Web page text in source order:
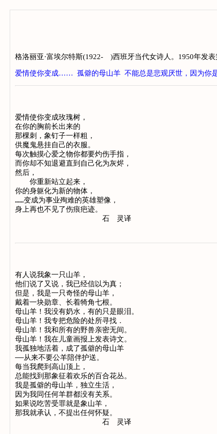
格洛丽亚·富埃尔特斯(1922- )西班牙当代女诗人。1950年发
爱情使你变成…… 孤僻的母山羊 不能总是悲观厌世，因为你
爱情使你变成玫瑰树，
在你的胸前长出来的
那棵刺，象钉子一样粗，
供魔鬼悬挂自己的衣服。
每次触摸心爱之物你都要灼伤手指，
而你却不知退避直到自己化为灰烬，
然后，
你重新站立起来，
你的身躯化为新的物体，
……变成为事业殉难的英雄塑像，
身上再也不见了伤痕疤迹。
有人说我象一只山羊，
他们说了又说，我已经信以为真；
但是，我是一只奇怪的母山羊，
戴着一块勋章、长着犄角七根。
母山羊！我没有奶水，有的只是眼泪。
母山羊！我专把危险的处所寻找．
母山羊！我和所有的野兽亲密无间。
母山羊！我在儿童画报上发表诗文。
我孤独地活着，成了孤僻的母山羊
——从来不要公羊陪伴护送。
每当我爬到高山顶上，
总能找到那象征着欢乐的百合花丛。
我是孤僻的母山羊，独立生活，
因为我同任何羊群都没有关系。
如果说吃苦受罪就是象山羊，
那我就承认，不提出任何怀疑。